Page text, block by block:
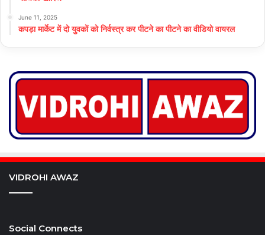
June 11, 2025
कपड़ा मार्केट में दो युवकों को निर्वस्त्र कर पीटने का पीटने का वीडियो वायरल
VIDROHI AWAZ
Social Connects